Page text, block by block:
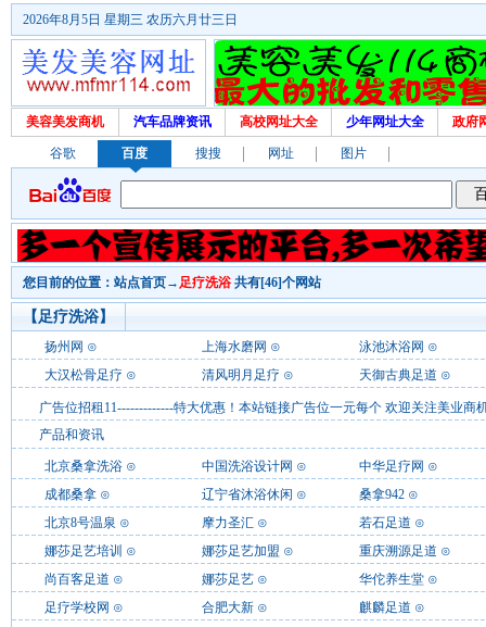
2026年8月5日 星期三 农历六月廿三日
美容美发商机 汽车品牌资讯 高校网址大全 少年网址大全 政府
谷歌 百度 搜搜 网址 图片
您目前的位置： 站点首页→ 足疗洗浴 共有[46]个网站
【足疗洗浴】
扬州网 ⊙ 上海水磨网 ⊙ 泳池沐浴网 ⊙
大汉松骨足疗 ⊙ 清风明月足疗 ⊙ 天御古典足道 ⊙
广告位招租11-------------特大优惠！本站链接广告位一元每个 欢迎关注美业
产品和资讯
北京桑拿洗浴 ⊙ 中国洗浴设计网 ⊙ 中华足疗网 ⊙
成都桑拿 ⊙ 辽宁省沐浴休闲 ⊙ 桑拿942 ⊙
北京8号温泉 ⊙ 摩力圣汇 ⊙ 若石足道 ⊙
娜莎足艺培训 ⊙ 娜莎足艺加盟 ⊙ 重庆溯源足道 ⊙
尚百客足道 ⊙ 娜莎足艺 ⊙ 华佗养生堂 ⊙
足疗学校网 ⊙ 合肥大新 ⊙ 麒麟足道 ⊙